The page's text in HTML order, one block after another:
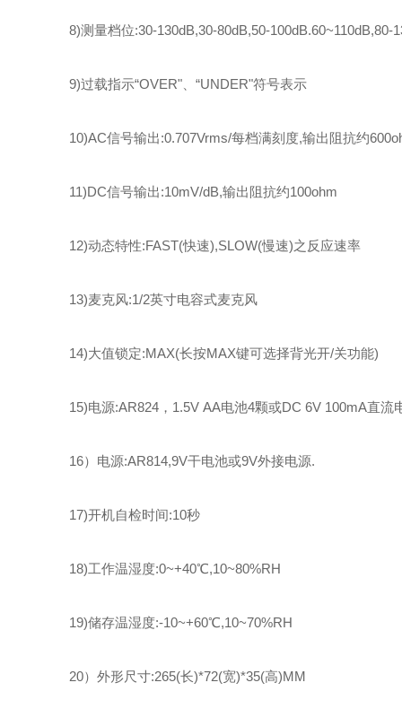
8)测量档位:30-130dB,30-80dB,50-100dB.60~110dB,80-
9)过载指示“OVER"、“UNDER"符号表示
10)AC信号输出:0.707Vrms/每档满刻度,输出阻抗约
11)DC信号输出:10mV/dB,输出阻抗约100ohm
12)动态特性:FAST(快速),SLOW(慢速)之反应速率
13)麦克风:1/2英寸电容式麦克风
14)大值锁定:MAX(长按MAX键可选择背光开/关功能)
15)电源:AR824 ， 1.5V AA电池4颗或DC 6V 100mA直流
16） 电源:AR814,9V干电池或9V外接电源.
17)开机自检时间:10秒
18)工作温湿度:0~+40℃,10~80%RH
19)储存温湿度:-10~+60℃,10~70%RH
20） 外形尺寸:265(长)*72(宽)*35(高)MM